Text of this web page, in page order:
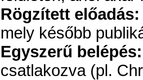
Rögzített előadás:
mely később
Egyszerű belépés:
csatlakozva (pl.